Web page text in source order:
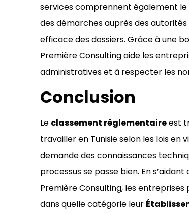
services comprennent également le
des démarches auprès des
efficace des dossiers. Grâce à une
Première Consulting aide les
administratives et à respecter les
Conclusion
Le classement réglementaireest
travailler en Tunisie selon les lois en
demande des connaissances
processus se passe bien. En s’aidant
Première Consulting, les
dans quelle catégorie leur